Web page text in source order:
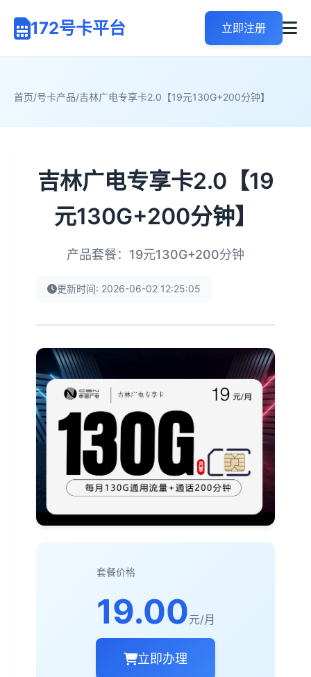
172号卡平台 立即注册
首页/号卡产品/吉林广电专享卡2.0【19元130G+200分钟】
吉林广电专享卡2.0【19
元130G+200分钟】
产品套餐：19元130G+200分钟
更新时间: 2026-06-02 12:25:05
套餐价格
19.00元/月
立即办理